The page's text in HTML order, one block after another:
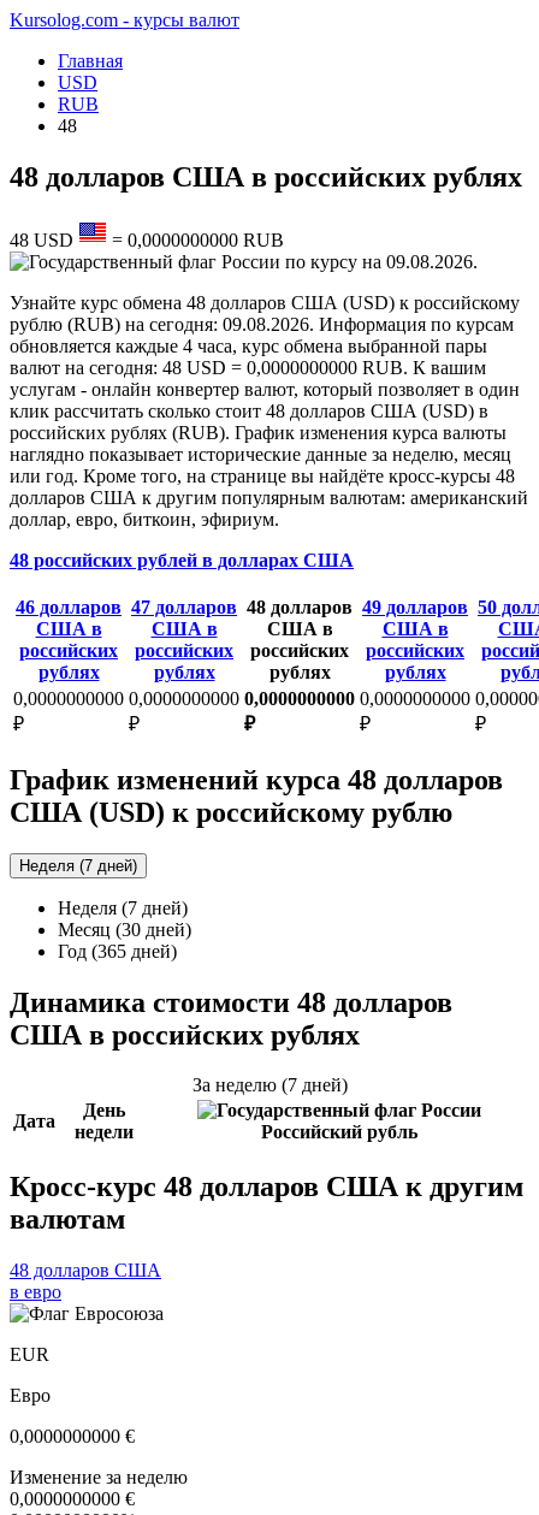
Kursolog.com - курсы валют
Главная
USD
RUB
48
48 долларов США в российских рублях
48 USD = 0,0000000000 RUB
по курсу на 09.08.2026.
Узнайте курс обмена 48 долларов США (USD) к российскому
рублю (RUB) на сегодня: 09.08.2026. Информация по курсам
обновляется каждые 4 часа, курс обмена выбранной пары
валют на сегодня: 48 USD = 0,0000000000 RUB. К вашим
услугам - онлайн конвертер валют, который позволяет в один
клик рассчитать сколько стоит 48 долларов США (USD) в
российских рублях (RUB). График изменения курса валюты
наглядно показывает исторические данные за неделю, месяц
или год. Кроме того, на странице вы найдёте кросс-курсы 48
долларов США к другим популярным валютам: американский
доллар, евро, биткоин, эфириум.
48 российских рублей в долларах США
46 долларов
США в
российских
рублях
47 долларов
США в
российских
рублях
48 долларов
США в
российских
рублях
49 долларов
США в
российских
рублях
50
0,0000000000
₽
0,0000000000
₽
0,0000000000
₽
0,0000000000
₽
₽
График изменений курса 48 долларов
США (USD) к российскому рублю
Неделя (7 дней)
Неделя (7 дней)
Месяц (30 дней)
Год (365 дней)
Динамика стоимости 48 долларов
США в российских рублях
За неделю (7 дней)
Дата
День
недели
Российский рубль
Кросс-курс 48 долларов США к другим
валютам
48 долларов США
в евро
EUR
Евро
0,0000000000 €
Изменение за неделю
0,0000000000 €